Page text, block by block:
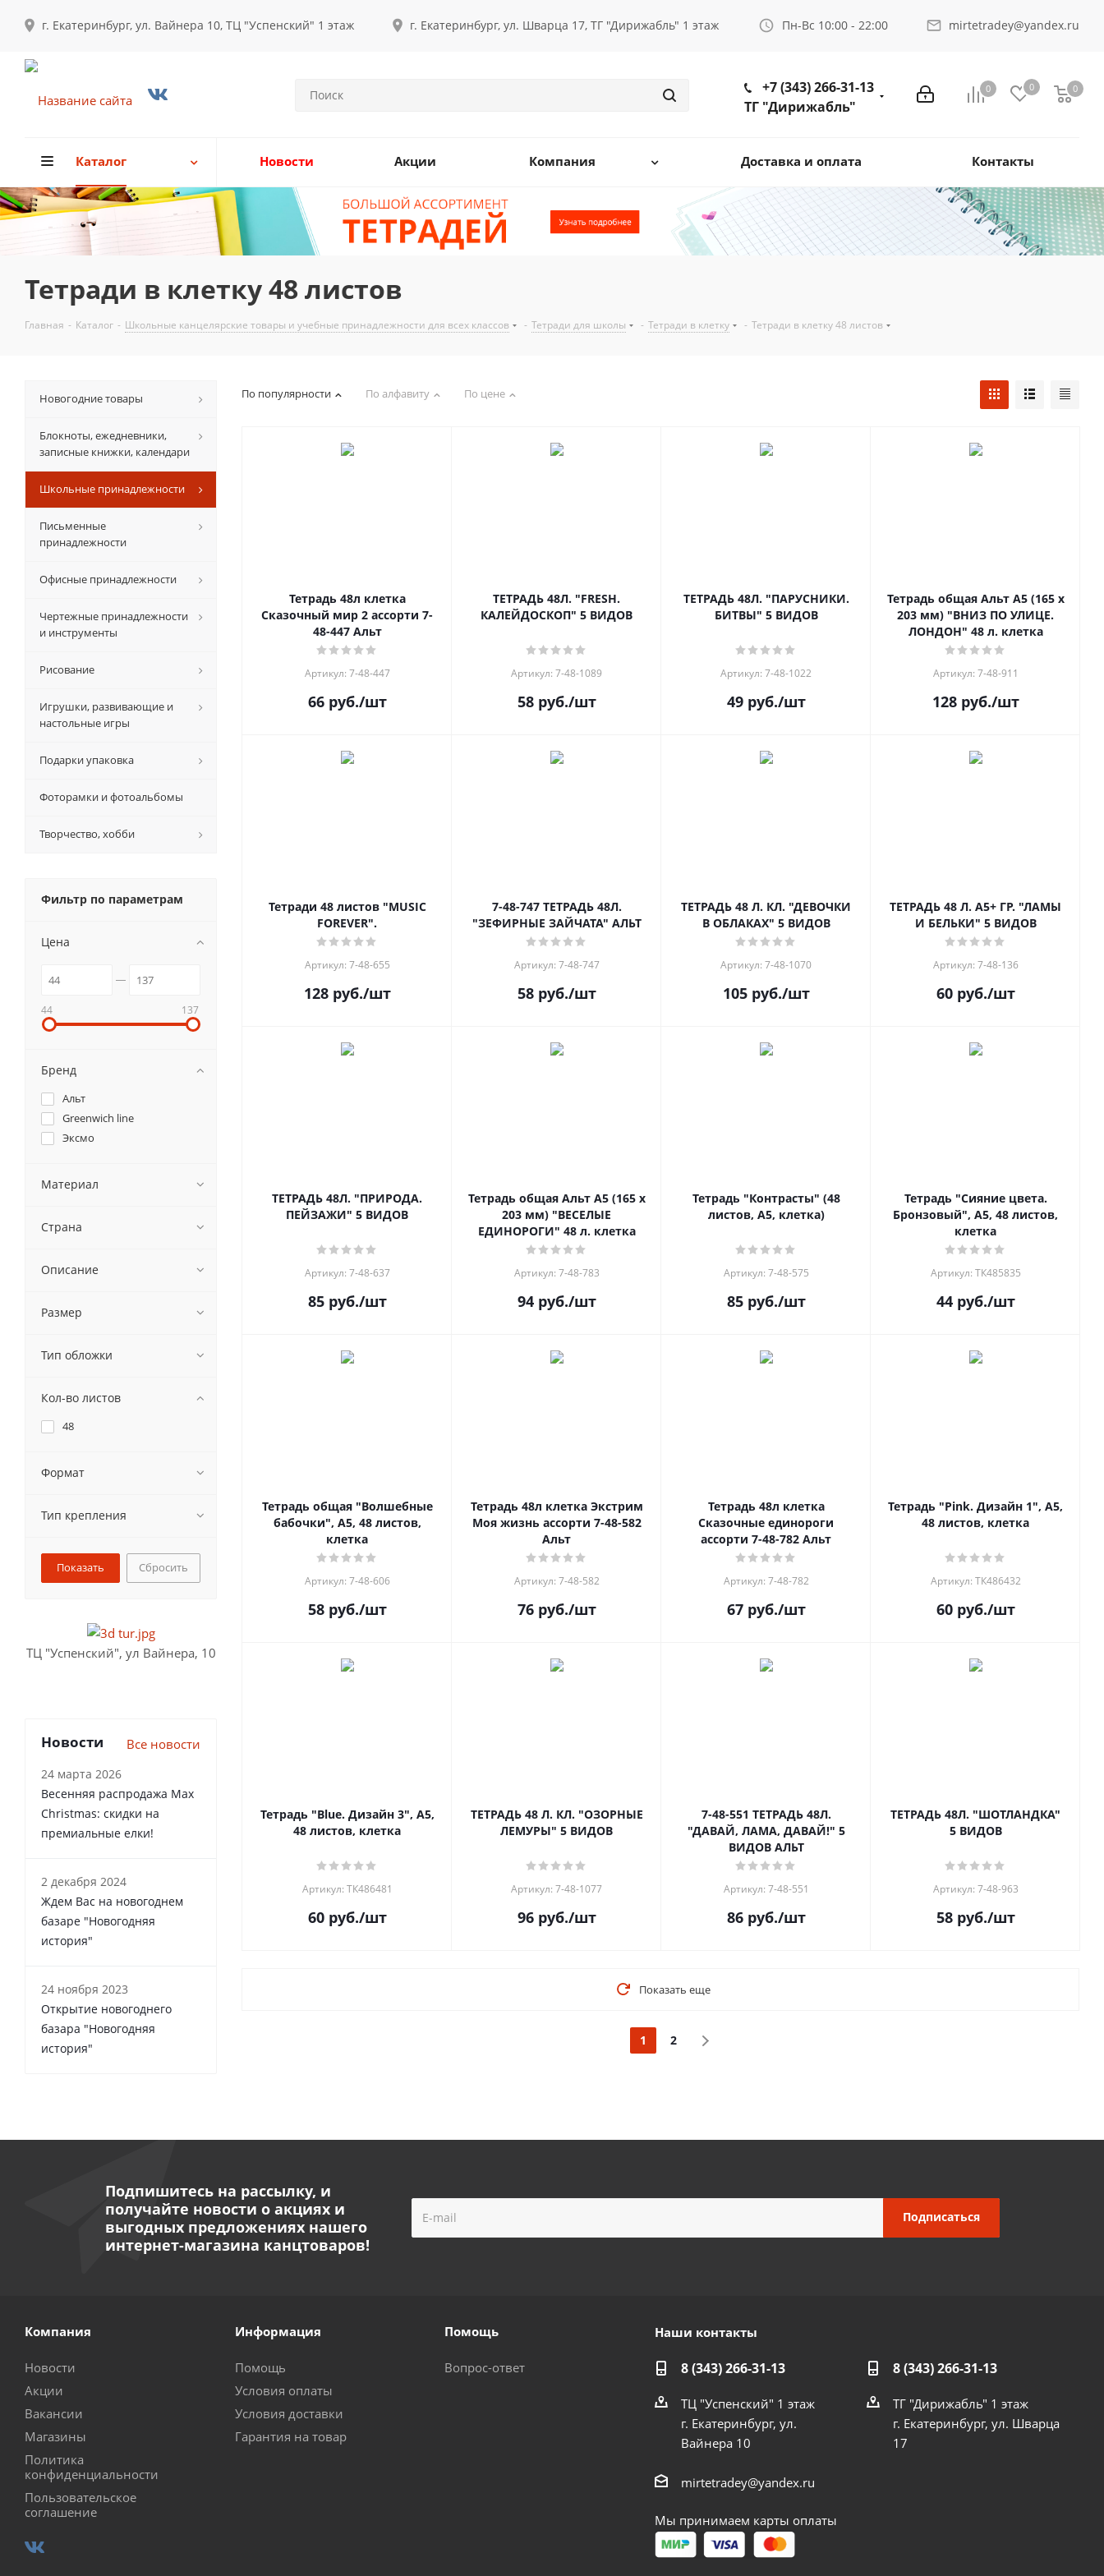
г. Екатеринбург, ул. Вайнера 10, ТЦ "Успенский" 1 этаж г. Екатеринбург, ул. Шварца 17, ТГ "Дирижабль" 1 этаж Пн-Вс 10:00 - 22:00 mirtetradey@yandex.ru
0 0 0
+7 (343) 266-31-13
ТГ "Дирижабль"
Каталог Новости Акции Компания Доставка и оплата Контакты
Тетради в клетку 48 листов
Главная - Каталог - Школьные канцелярские товары и учебные принадлежности для всех классов - Тетради для школы - Тетради в клетку - Тетради в клетку 48 листов
По популярности По алфавиту По цене
Тетрадь 48л клетка
Сказочный мир 2 ассорти 7-
48-447 Альт
Артикул: 7-48-447
66руб./шт
ТЕТРАДЬ 48Л. "FRESH.
КАЛЕЙДОСКОП" 5 ВИДОВ
Артикул: 7-48-1089
58руб./шт
ТЕТРАДЬ 48Л. "ПАРУСНИКИ.
БИТВЫ" 5 ВИДОВ
Артикул: 7-48-1022
49руб./шт
Тетрадь общая Альт А5 (165 х
203 мм) "ВНИЗ ПО УЛИЦЕ.
ЛОНДОН" 48 л. клетка
Артикул: 7-48-911
128руб./шт
Тетради 48 листов "MUSIC
FOREVER".
Артикул: 7-48-655
128руб./шт
7-48-747 ТЕТРАДЬ 48Л.
"ЗЕФИРНЫЕ ЗАЙЧАТА" АЛЬТ
Артикул: 7-48-747
58руб./шт
ТЕТРАДЬ 48 Л. КЛ. "ДЕВОЧКИ
В ОБЛАКАХ" 5 ВИДОВ
Артикул: 7-48-1070
105руб./шт
ТЕТРАДЬ 48 Л. А5+ ГР. "ЛАМЫ
И БЕЛЬКИ" 5 ВИДОВ
Артикул: 7-48-136
60руб./шт
ТЕТРАДЬ 48Л. "ПРИРОДА.
ПЕЙЗАЖИ" 5 ВИДОВ
Артикул: 7-48-637
85руб./шт
Тетрадь общая Альт А5 (165 х
203 мм) "ВЕСЕЛЫЕ
ЕДИНОРОГИ" 48 л. клетка
Артикул: 7-48-783
94руб./шт
Тетрадь "Контрасты" (48
листов, А5, клетка)
Артикул: 7-48-575
85руб./шт
Тетрадь "Сияние цвета.
Бронзовый", А5, 48 листов,
клетка
Артикул: ТК485835
44руб./шт
Тетрадь общая "Волшебные
бабочки", А5, 48 листов,
клетка
Артикул: 7-48-606
58руб./шт
Тетрадь 48л клетка Экстрим
Моя жизнь ассорти 7-48-582
Альт
Артикул: 7-48-582
76руб./шт
Тетрадь 48л клетка
Сказочные единороги
ассорти 7-48-782 Альт
Артикул: 7-48-782
67руб./шт
Тетрадь "Pink. Дизайн 1", А5,
48 листов, клетка
Артикул: ТК486432
60руб./шт
Тетрадь "Blue. Дизайн 3", А5,
48 листов, клетка
Артикул: ТК486481
60руб./шт
ТЕТРАДЬ 48 Л. КЛ. "ОЗОРНЫЕ
ЛЕМУРЫ" 5 ВИДОВ
Артикул: 7-48-1077
96руб./шт
7-48-551 ТЕТРАДЬ 48Л.
"ДАВАЙ, ЛАМА, ДАВАЙ!" 5
ВИДОВ АЛЬТ
Артикул: 7-48-551
86руб./шт
ТЕТРАДЬ 48Л. "ШОТЛАНДКА"
5 ВИДОВ
Артикул: 7-48-963
58руб./шт
Показать еще
1 2
Новогодние товары
Блокноты, ежедневники,
записные книжки, календари
Школьные принадлежности
Письменные
принадлежности
Офисные принадлежности
Чертежные принадлежности
и инструменты
Рисование
Игрушки, развивающие и
настольные игры
Подарки упаковка
Фоторамки и фотоальбомы
Творчество, хобби
Фильтр по параметрам
Цена
44 137
Бренд
Альт
Greenwich line
Эксмо
Материал
Страна
Описание
Размер
Тип обложки
Кол-во листов
48
Формат
Тип крепления
Сбросить
ТЦ "Успенский", ул Вайнера, 10
Новости Все новости
24 марта 2026
Весенняя распродажа Max
Christmas: скидки на
премиальные елки!
2 декабря 2024
Ждем Вас на новогоднем
базаре "Новогодняя
история"
24 ноября 2023
Открытие новогоднего
базара "Новогодняя
история"
Подпишитесь на рассылку, и
получайте новости о акциях и
выгодных предложениях нашего
интернет-магазина канцтоваров!
Компания
Новости
Акции
Вакансии
Магазины
Политика
конфиденциальности
Пользовательское
соглашение
Информация
Помощь
Условия оплаты
Условия доставки
Гарантия на товар
Помощь
Вопрос-ответ
Наши контакты
8 (343) 266-31-13
ТЦ "Успенский" 1 этаж
г. Екатеринбург, ул.
Вайнера 10
8 (343) 266-31-13
ТГ "Дирижабль" 1 этаж
г. Екатеринбург, ул. Шварца
17
mirtetradey@yandex.ru
Мы принимаем карты оплаты